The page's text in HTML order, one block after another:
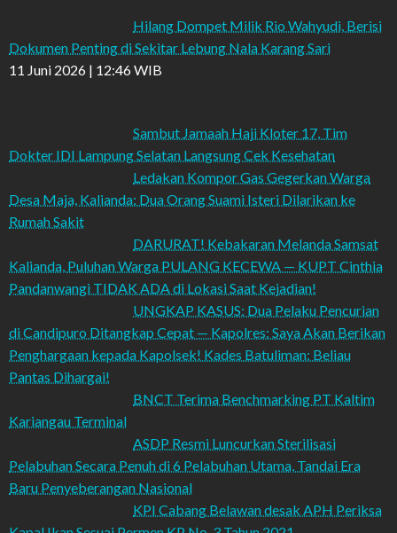
Hilang Dompet Milik Rio Wahyudi, Berisi
Dokumen Penting di Sekitar Lebung Nala Karang Sari
11 Juni 2026 | 12:46 WIB
Sambut Jamaah Haji Kloter 17, Tim
Dokter IDI Lampung Selatan Langsung Cek Kesehatan
Ledakan Kompor Gas Gegerkan Warga
Desa Maja, Kalianda: Dua Orang Suami Isteri Dilarikan ke
Rumah Sakit
DARURAT! Kebakaran Melanda Samsat
Kalianda, Puluhan Warga PULANG KECEWA — KUPT Cinthia
Pandanwangi TIDAK ADA di Lokasi Saat Kejadian!
UNGKAP KASUS: Dua Pelaku Pencurian
di Candipuro Ditangkap Cepat — Kapolres: Saya Akan Berikan
Penghargaan kepada Kapolsek! Kades Batuliman: Beliau
Pantas Dihargai!
BNCT Terima Benchmarking PT Kaltim
Kariangau Terminal
ASDP Resmi Luncurkan Sterilisasi
Pelabuhan Secara Penuh di 6 Pelabuhan Utama, Tandai Era
Baru Penyeberangan Nasional
KPI Cabang Belawan desak APH Periksa